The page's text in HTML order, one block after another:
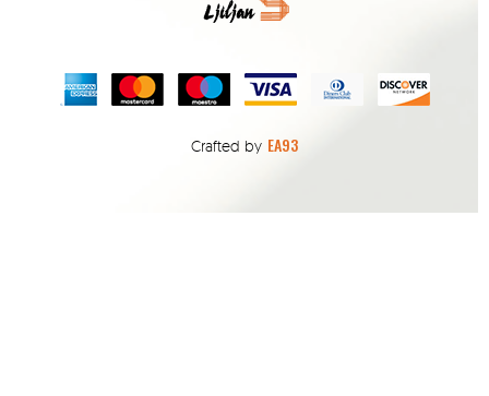
Crafted by EA93